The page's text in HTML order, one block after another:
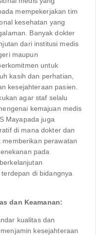
mempekerjakan tim
kesehatan yang
Banyak dokter
dari institusi medis
maupun
untuk
kasih dan perhatian,
kesejahteraan pasien.
agar staf selalu
kemajuan medis
Mayapada juga
di mana dokter dan
perawatan
pada
di bidangnya
dan Keamanan:
kualitas dan
kesejahteraan